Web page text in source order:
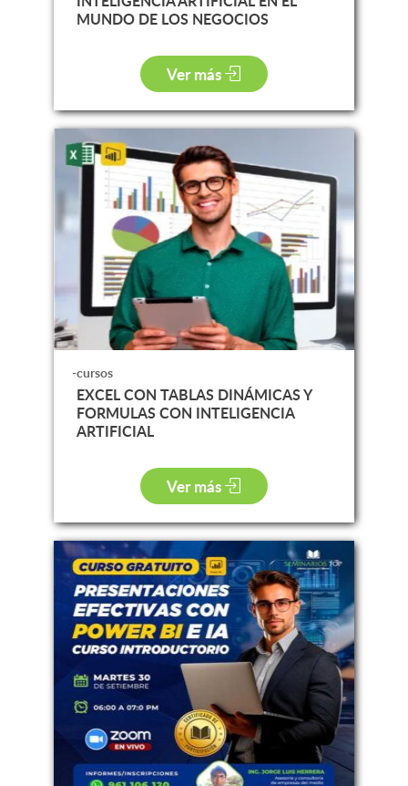
MUNDO DE LOS NEGOCIOS
Ver más
-cursos
EXCEL CON TABLAS DINÁMICAS Y
FORMULAS CON INTELIGENCIA
ARTIFICIAL
Ver más